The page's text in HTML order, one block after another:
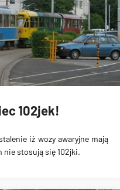
102jek!
iż wozy awaryjne mają
nie stosują się 102jki.